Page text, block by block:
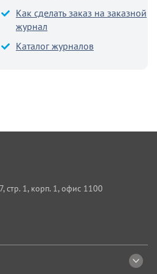
Как сделать заказ на заказной
журнал
Каталог журналов
стр. 1, корп. 1, офис 1100